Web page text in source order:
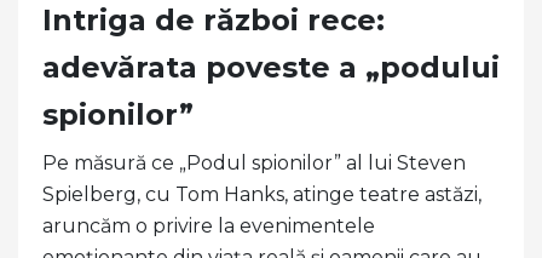
Intriga de război rece:
adevărata poveste a „podului
spionilor”
Pe măsură ce „Podul spionilor” al lui Steven
Spielberg, cu Tom Hanks, atinge teatre astăzi,
aruncăm o privire la evenimentele